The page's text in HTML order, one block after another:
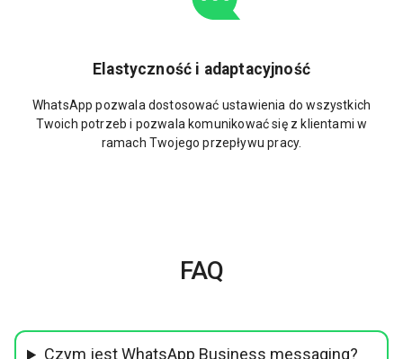
Elastyczność i adaptacyjność
WhatsApp pozwala dostosować ustawienia do wszystkich
Twoich potrzeb i pozwala komunikować się z klientami w
ramach Twojego przepływu pracy.
FAQ
Czym jest WhatsApp Business messaging?